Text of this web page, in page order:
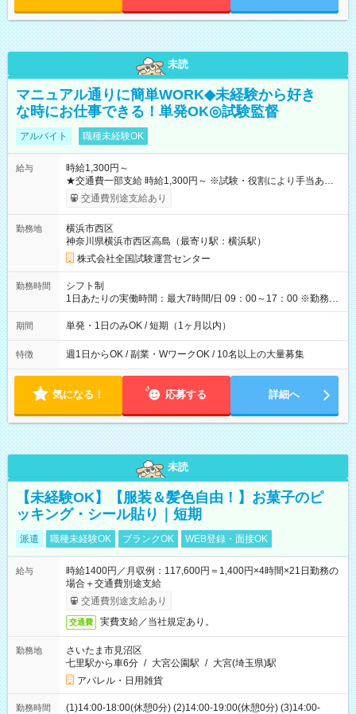
未読
マニュアル通りに簡単WORK◆未経験から好き
な時にお仕事できる！単発OK◎試験監督
アルバイト 職種未経験OK
給与
時給1,300円～
★交通費一部支給 時給1,300円～ ※試験・役割により手当あり
※勤務回数により昇給あり 【即給（前払い）オプションあ
り！】 希望される場合、勤務から1週間ほどで給与の一部を受け
例】 ・河合塾模擬試験 8:30～17:30（休憩1時間） 時給1,300円
×8時間＝日収10,400円＋交通費 ※当日の役割により時給＋100
円の場合あり ・国家試験 7:00～13:30（休憩なし） 時給1,300
円（役割手当＋100円）×6時間＝日収8,400円＋交通費 【試用期
間】試用期間なし
交通費別途支給あり
勤務地
横浜市西区
神奈川県横浜市西区高島（最寄り駅：横浜駅）
株式会社全国試験運営センター
勤務時間
シフト制
1日あたりの実働時間：最大7時間/日 09：00～17：00 ※勤務時
間は 試験により異なります。
期間 単発・1日のみOK / 短期（1ヶ月以内）
特徴 週1日からOK / 副業・WワークOK / 10名以上の大量募集
気になる！ 応募する 詳細へ
未読
【未経験OK】【服装＆髪色自由！】お菓子のピ
ッキング・シール貼り｜短期
派遣 職種未経験OK ブランクOK WEB登録・面接OK
給与
時給1400円／月収例：117,600円＝1,400円×4時間×21日勤務の
場合＋交通費別途支給
交通費別途支給あり
交通費 実費支給／当社規定あり。
勤務地
さいたま市見沼区
七里駅から車6分 / 大宮公園駅 / 大宮(埼玉県)駅
アパレル・日用雑貨
勤務時間
(1)14:00-18:00(休憩0分) (2)14:00-19:00(休憩0分) (3)14:00-